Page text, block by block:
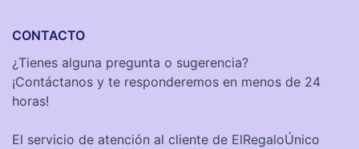
CONTACTO
¿Tienes alguna pregunta o sugerencia?
¡Contáctanos y te responderemos en menos de 24
horas!
El servicio de atención al cliente de ElRegaloÚnico